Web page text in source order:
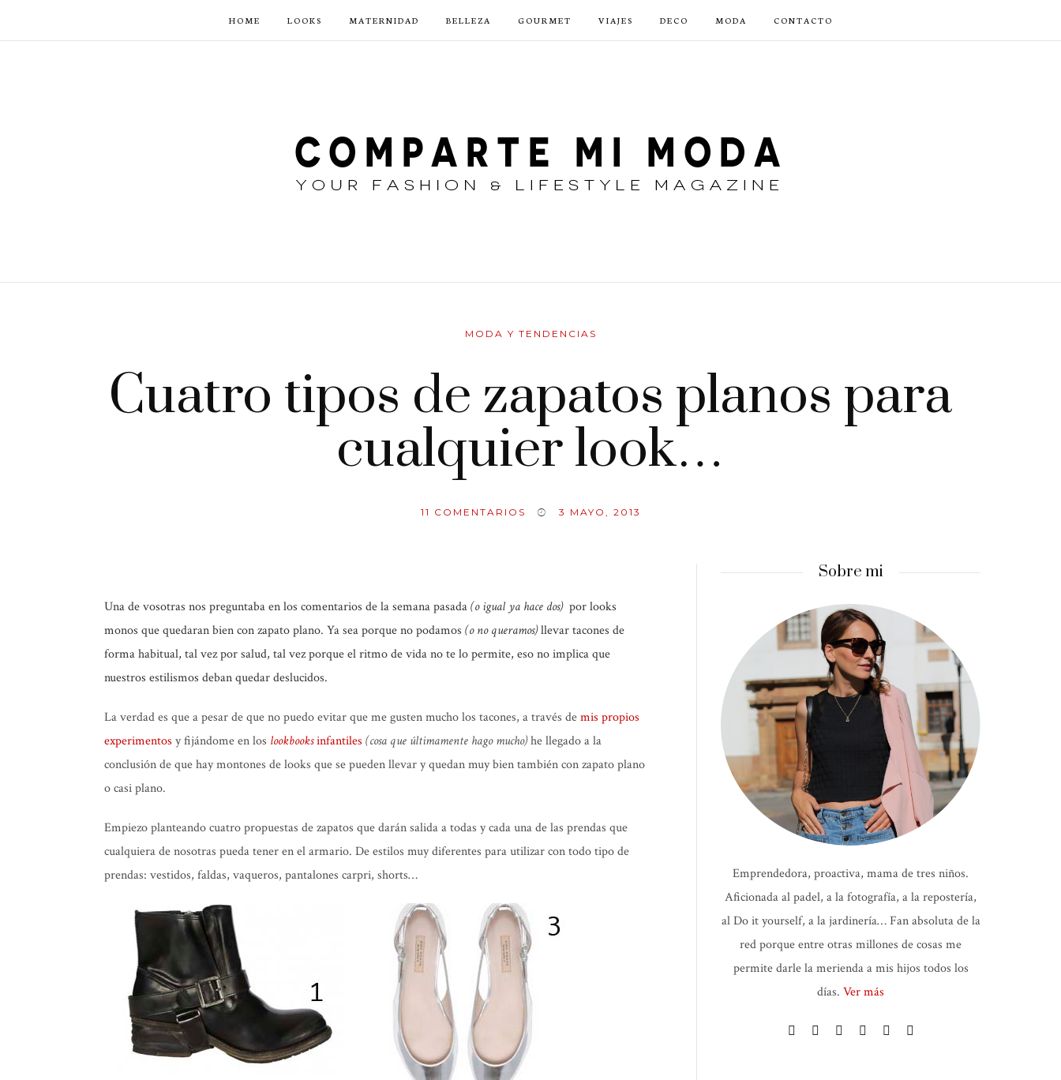
HOME LOOKS MATERNIDAD BELLEZA GOURMET VIAJES DECO MODA CONTACTO
MODA Y TENDENCIAS
Cuatro tipos de zapatos planos para
cualquier look…
11 COMENTARIOS 3 MAYO, 2013
Una de vosotras nos preguntaba en los comentarios de la semana pasada(o igual ya hace dos) por looks
monos que quedaran bien con zapato plano. Ya sea porque no podamos (o no queramos)llevar tacones de
forma habitual, tal vez por salud, tal vez porque el ritmo de vida no te lo permite, eso no implica que
nuestros estilismos deban quedar deslucidos.
La verdad es que a pesar de que no puedo evitar que me gusten mucho los tacones, a través demis propios
experimentos y fijándome en los lookbooksinfantiles (cosa que últimamente hago mucho)he llegado a la
conclusión de que hay montones de looks que se pueden llevar y quedan muy bien también con zapato plano
o casi plano.
Empiezo planteando cuatro propuestas de zapatos que darán salida a todas y cada una de las prendas que
cualquiera de nosotras pueda tener en el armario. De estilos muy diferentes para utilizar con todo tipo de
prendas: vestidos, faldas, vaqueros, pantalones carpri, shorts…
Sobre mi
Emprendedora, proactiva, mama de tres niños.
Aficionada al padel, a la fotografía, a la repostería,
al Do it yourself, a la jardinería… Fan absoluta de la
red porque entre otras millones de cosas me
permite darle la merienda a mis hijos todos los
días. Ver más